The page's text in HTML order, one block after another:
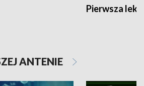
Pierwsza
ANTENIE